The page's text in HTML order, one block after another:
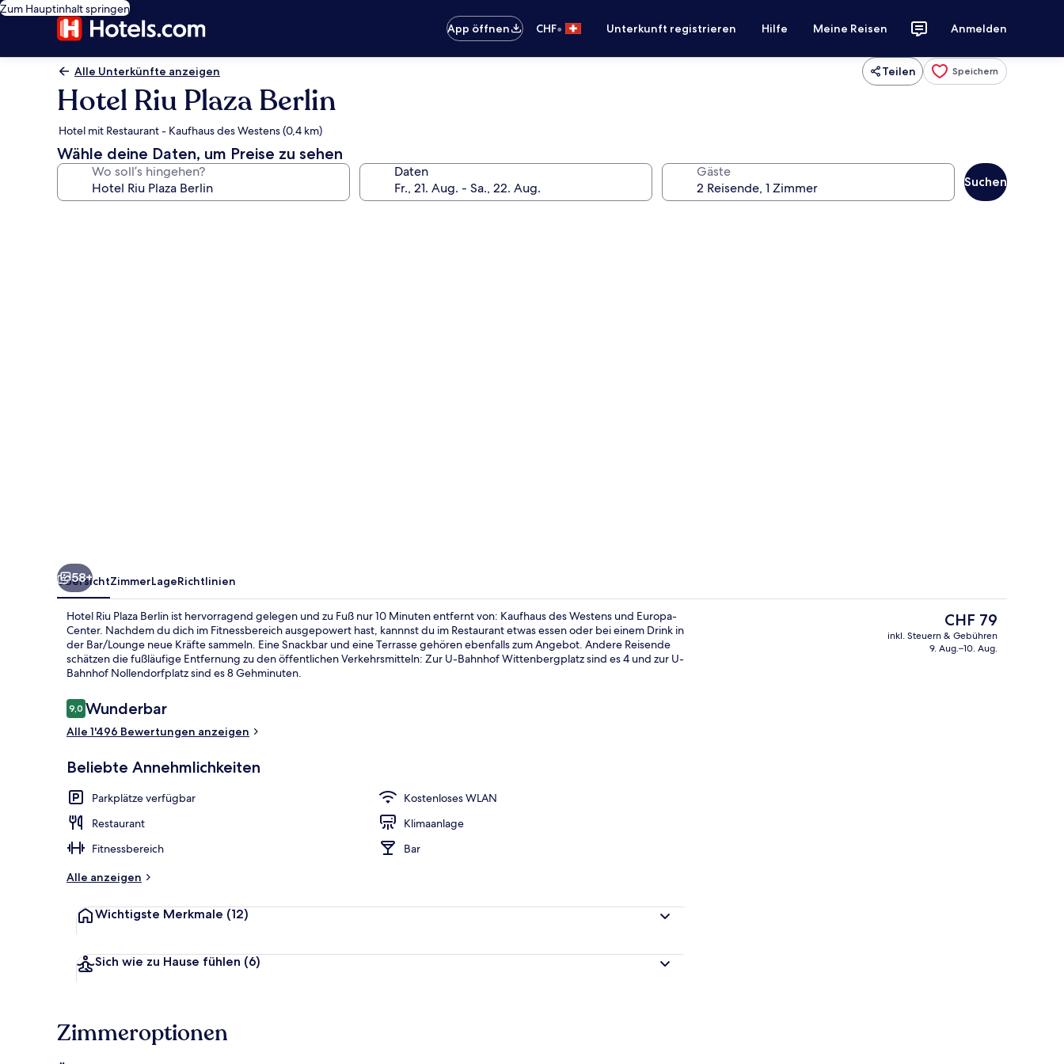
Zum Hauptinhalt springen
App öffnen
CHF• Unterkunft registrieren Hilfe Meine Reisen Anmelden
Alle Unterkünfte anzeigen Teilen Speichern
Hotel Riu Plaza Berlin
Hotel mit Restaurant - Kaufhaus des Westens (0,4 km)
Wähle deine Daten, um Preise zu sehen
Wo soll’s hingehen? Daten Gäste
Suchen
Presidential-Suite (Berlin- Rooftop View) | WohnbereichTägliches Frühstücksbuffet gegen
58+
ÜbersichtZimmerLageRichtlinien
Hotel Riu Plaza Berlin ist hervorragend gelegen und zu Fuß nur 10 Minuten entfernt von: Kaufhaus des Westens und Europa-
Center. Nachdem du dich im Fitnessbereich ausgepowert hast, kannnst du im Restaurant etwas essen oder bei einem Drink in
der Bar/Lounge neue Kräfte sammeln. Eine Snackbar und eine Terrasse gehören ebenfalls zum Angebot. Andere Reisende
schätzen die fußläufige Entfernung zu den öffentlichen Verkehrsmitteln: Zur U-Bahnhof Wittenbergplatz sind es 4 und zur U-
Bahnhof Nollendorfplatz sind es 8 Gehminuten.
Bewertungen
9,09,0 von 10.
Wunderbar
Alle 1'496 Bewertungen anzeigen
Beliebte Annehmlichkeiten
Parkplätze verfügbar
Kostenloses WLAN
Restaurant
Klimaanlage
Fitnessbereich
Bar
Alle anzeigen
Wichtigste Merkmale (12)
Sich wie zu Hause fühlen (6)
Der
aktuelle
Preis
CHF 79
inkl. Steuern & Gebühren
9. Aug.–10. Aug.
Zimmeroptionen